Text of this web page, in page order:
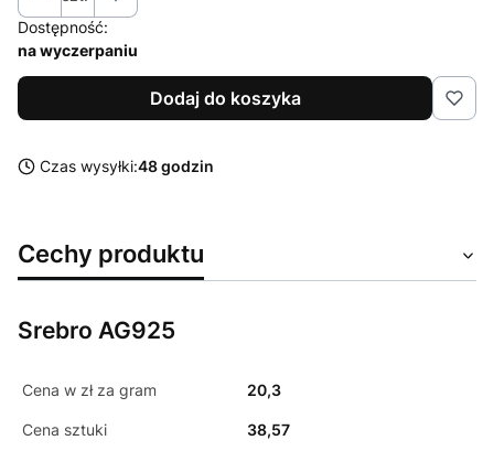
Dostępność:
na wyczerpaniu
Dodaj do koszyka
Czas wysyłki:48 godzin
Cechy produktu
Srebro AG925
Cena w zł za gram 20,3
Cena sztuki 38,57